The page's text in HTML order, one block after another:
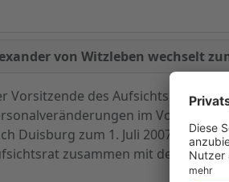
von Witzleben wechselt
Vorsitzende des Aufsichtsrates,
im Vorstand
Duisburg zum 1. Juli 2007 zu
zusammen mit der